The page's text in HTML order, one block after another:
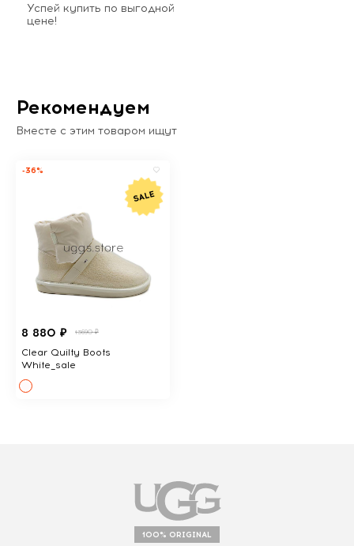
Успей купить по выгодной
цене!
Рекомендуем
Вместе с этим товаром ищут
-36%
8 880 ₽ 13690 ₽
Clear Quilty Boots
White_sale
100% ORIGINAL